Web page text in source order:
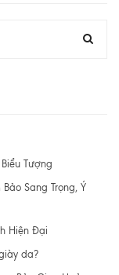
Tượng
Sang Trọng, Ý
Hiện Đại
da?